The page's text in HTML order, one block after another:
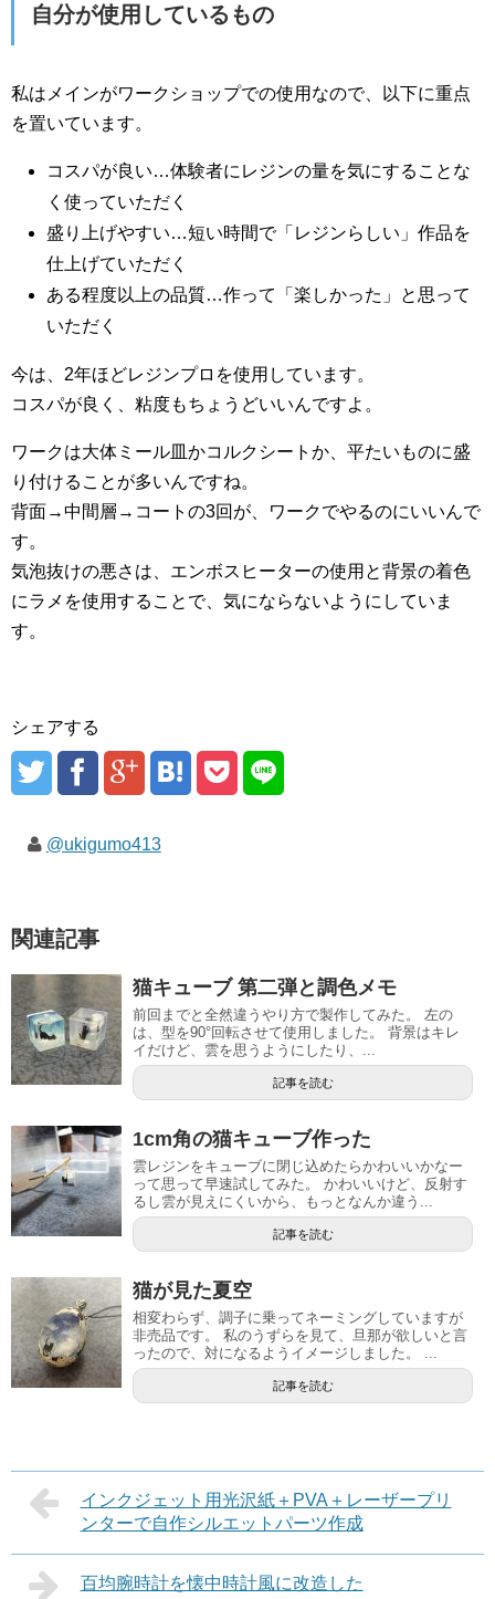
自分が使用しているもの
私はメインがワークショップでの使用なので、以下に重点
を置いています。
コスパが良い…体験者にレジンの量を気にすることな
く使っていただく
盛り上げやすい…短い時間で「レジンらしい」作品を
仕上げていただく
ある程度以上の品質…作って「楽しかった」と思って
いただく
今は、2年ほどレジンプロを使用しています。
コスパが良く、粘度もちょうどいいんですよ。
ワークは大体ミール皿かコルクシートか、平たいものに盛
り付けることが多いんですね。
背面→中間層→コートの3回が、ワークでやるのにいいんで
す。
気泡抜けの悪さは、エンボスヒーターの使用と背景の着色
にラメを使用することで、気にならないようにしていま
す。
シェアする
@ukigumo413
関連記事
猫キューブ 第二弾と調色メモ
前回までと全然違うやり方で製作してみた。 左の
は、型を90°回転させて使用しました。 背景はキレ
イだけど、雲を思うようにしたり、...
記事を読む
1cm角の猫キューブ作った
雲レジンをキューブに閉じ込めたらかわいいかなー
って思って早速試してみた。 かわいいけど、反射す
るし雲が見えにくいから、もっとなんか違う...
記事を読む
猫が見た夏空
相変わらず、調子に乗ってネーミングしていますが
非売品です。 私のうずらを見て、旦那が欲しいと言
ったので、対になるようイメージしました。 ...
記事を読む
インクジェット用光沢紙＋PVA＋レーザープリ
ンターで自作シルエットパーツ作成
百均腕時計を懐中時計風に改造した